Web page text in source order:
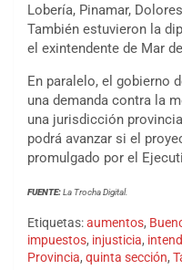
Lobería, Pinamar,
También estuvieron la
el exintendente de Mar
En paralelo, el gobierno
una demanda contra la
una jurisdicción
podrá avanzar si el
promulgado por el
FUENTE:La Trocha Digital.
Etiquetas:aumentos,
impuestos, injusticia,
Provincia, quinta sección,